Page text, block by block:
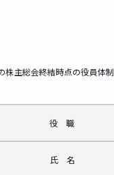
株主総会終結時点の役員体制
役 職
氏 名